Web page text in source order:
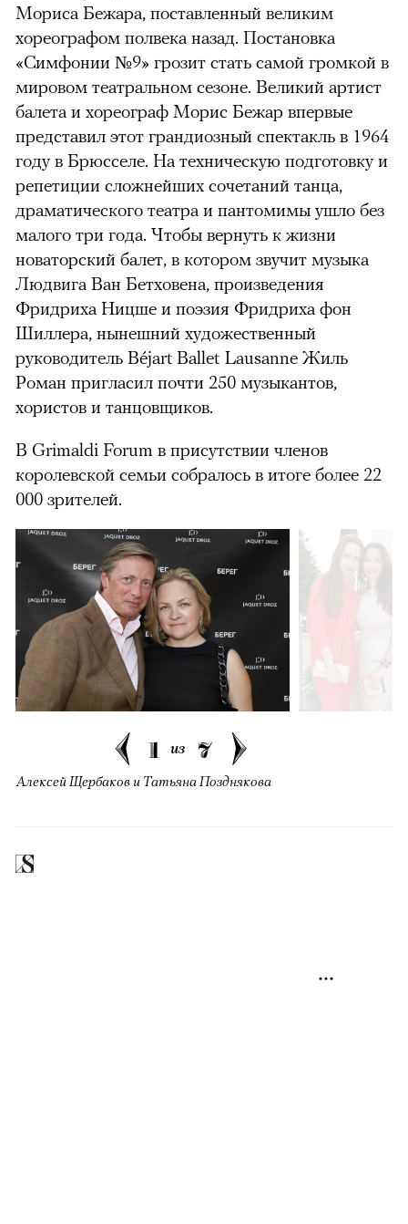
Мориса Бежара, поставленный великим
хореографом полвека назад. Постановка
«Симфонии №9» грозит стать самой громкой в
мировом театральном сезоне. Великий артист
балета и хореограф Морис Бежар впервые
представил этот грандиозный спектакль в 1964
году в Брюсселе. На техническую подготовку и
репетиции сложнейших сочетаний танца,
драматического театра и пантомимы ушло без
малого три года. Чтобы вернуть к жизни
новаторский балет, в котором звучит музыка
Людвига Ван Бетховена, произведения
Фридриха Ницше и поэзия Фридриха фон
Шиллера, нынешний художественный
руководитель Béjart Ballet Lausanne Жиль
Роман пригласил почти 250 музыкантов,
хористов и танцовщиков.
В Grimaldi Forum в присутствии членов
королевской семьи собралось в итоге более 22
000 зрителей.
1 из 7
Алексей Щербаков и Татьяна Позднякова